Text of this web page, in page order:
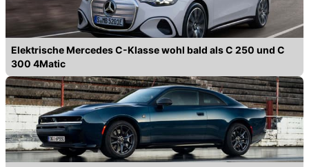
Elektrische Mercedes C-Klasse wohl bald als C 250 und C
300 4Matic